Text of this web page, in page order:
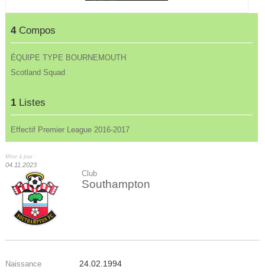
4Compos
ÉQUIPE TYPE BOURNEMOUTH
Scotland Squad
1 Listes
Effectif Premier League 2016-2017
Mise à jour :
04.11.2023
Club
Southampton
Naissance 24.02.1994